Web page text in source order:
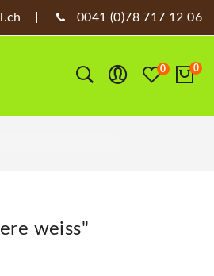
0041 (0)78 717 12 06
0 0
weiss"